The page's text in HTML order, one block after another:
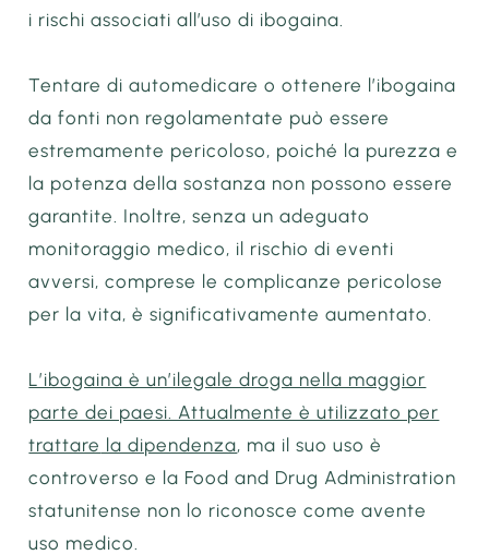
i rischi associati all’uso di ibogaina.
Tentare di automedicare o ottenere l’ibogaina
da fonti non regolamentate può essere
estremamente pericoloso, poiché la purezza e
la potenza della sostanza non possono essere
garantite. Inoltre, senza un adeguato
monitoraggio medico, il rischio di eventi
avversi, comprese le complicanze pericolose
per la vita, è significativamente aumentato.
L’ibogaina è un’ilegale droga nella maggior
parte dei paesi. Attualmente è utilizzato per
trattare la dipendenza, ma il suo uso è
controverso e la Food and Drug Administration
statunitense non lo riconosce come avente
uso medico.